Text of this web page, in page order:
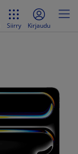
Siirry Kirjaudu